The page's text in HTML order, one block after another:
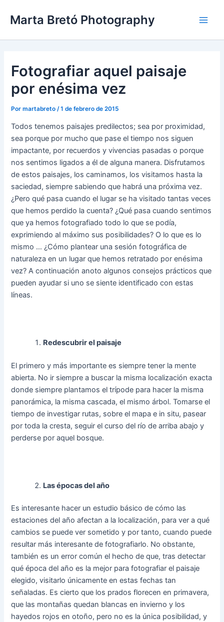
Marta Bretó Photography
Fotografiar aquel paisaje
por enésima vez
Pormartabreto /1 de febrero de 2015
Todos tenemos paisajes predilectos; sea por proximidad,
sea porque por mucho que pase el tiempo nos siguen
impactante, por recuerdos y vivencias pasadas o porque
nos sentimos ligados a él de alguna manera. Disfrutamos
de estos paisajes, los caminamos, los visitamos hasta la
saciedad, siempre sabiendo que habrá una próxima vez.
¿Pero qué pasa cuando el lugar se ha visitado tantas veces
que hemos perdido la cuenta? ¿Qué pasa cuando sentimos
que ya hemos fotografiado todo lo que se podía,
exprimiendo al máximo sus posibilidades? O lo que es lo
mismo … ¿Cómo plantear una sesión fotográfica de
naturaleza en un lugar que hemos retratado por enésima
vez? A continuación anoto algunos consejos prácticos que
pueden ayudar si uno se siente identificado con estas
líneas.
Redescubrir el paisaje
El primero y más importante es siempre tener la mente
abierta. No ir siempre a buscar la misma localización exacta
donde siempre plantamos el trípode para hacer la misma
panorámica, la misma cascada, el mismo árbol. Tomarse el
tiempo de investigar rutas, sobre el mapa e in situ, pasear
por toda la cresta, seguir el curso del río de arriba abajo y
perderse por aquel bosque.
Las épocas del año
Es interesante hacer un estudio básico de cómo las
estaciones del año afectan a la localización, para ver a qué
cambios se puede ver sometido y por tanto, cuando puede
resultar más interesante de fotografiarlo. No obstante,
también es un error común el hecho de que, tras detectar
qué época del año es la mejor para fotografiar el paisaje
elegido, visitarlo únicamente en estas fechas tan
señaladas. Es cierto que los prados florecen en primavera,
que las montañas quedan blancas en invierno y los
hayedos rojos en otoño, pero no es la única posibilidad, y
de